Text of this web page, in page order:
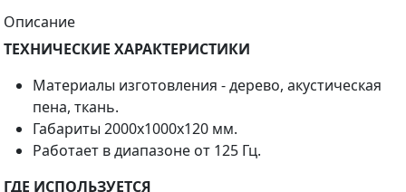
Описание
ТЕХНИЧЕСКИЕ ХАРАКТЕРИСТИКИ
Материалы изготовления - дерево, акустическая
пена, ткань.
Габариты 2000х1000х120 мм.
Работает в диапазоне от 125 Гц.
ГДЕ ИСПОЛЬЗУЕТСЯ